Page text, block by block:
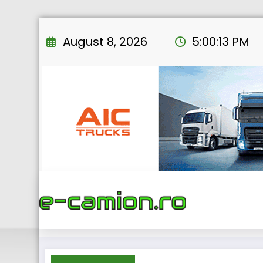
to
August 8, 2026 5:00:14 PM